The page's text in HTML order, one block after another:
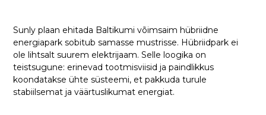
Sunly plaan ehitada Baltikumi võimsaim hübriidne
energiapark sobitub samasse mustrisse. Hübriidpark ei
ole lihtsalt suurem elektrijaam. Selle loogika on
teistsugune: erinevad tootmisviisid ja paindlikkus
koondatakse ühte süsteemi, et pakkuda turule
stabiilsemat ja väärtuslikumat energiat.